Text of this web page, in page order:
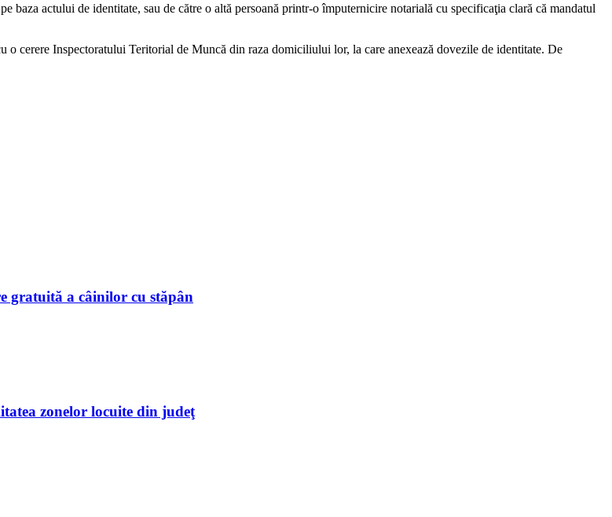
baza actului de identitate, sau de către o altă persoană printr-o împuternicire notarială cu specificaţia clară că mandatul
cerere Inspectoratului Teritorial de Muncă din raza domiciliului lor, la care anexează dovezile de identitate. De
gratuită a câinilor cu stăpân
zonelor locuite din judeţ